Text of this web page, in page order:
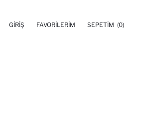
GIRIŞ FAVORILERIM SEPETIM (0)